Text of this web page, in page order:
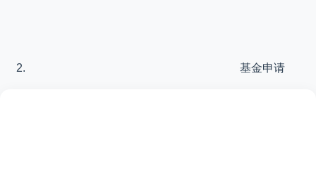
基金申请